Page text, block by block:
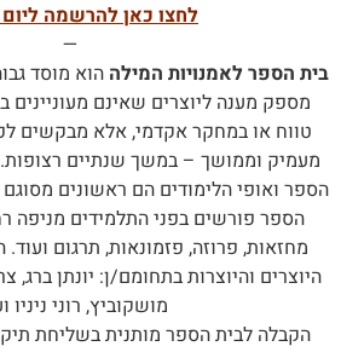
לחצו כאן להרשמה
—
בית הספר לאמנויות המילההוא מוסד
מספק מענה ליוצרים שאינם מעוניינים
טווח או במחקר אקדמי, אלא מבקשים
מעמיק וממושך – במשך שנתיים רצופות.
הספר ואופי הלימודים הם ראשונים
הספר פורשים בפני התלמידים מניפה
מחזאות, פרוזה, פזמונאות, תרגום
היוצרים והיוצרות בתחומם/ן: יונתן ברג,
מושקוביץ, רוני ניניו
הקבלה לבית הספר מותנית בשליחת תיק